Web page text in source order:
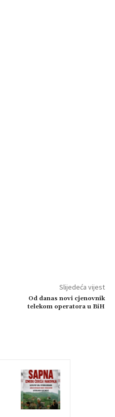
Slijedeća vijest
Od danas novi cjenovnik
telekom operatora u BiH